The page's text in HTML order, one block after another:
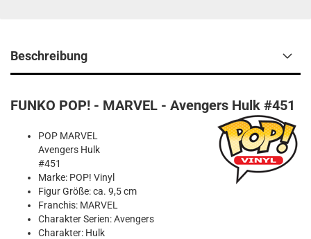
Beschreibung
FUNKO POP! - MARVEL - Avengers Hulk #451
POP MARVEL
Avengers Hulk
#451
Marke: POP! Vinyl
Figur Größe: ca. 9,5 cm
Franchis: MARVEL
Charakter Serien: Avengers
Charakter: Hulk